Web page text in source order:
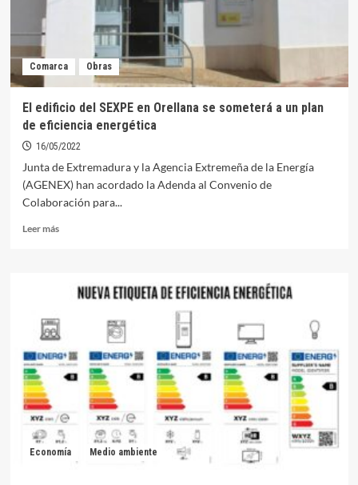
Comarca Obras
El edificio del SEXPE en Orellana se someterá a un plan
de eficiencia energética
16/05/2022
Junta de Extremadura y la Agencia Extremeña de la Energía
(AGENEX) han acordado la Adenda al Convenio de
Colaboración para...
Leer másLeer
edificio
SEXPE
en
Orellana
se
someterá
plan
de
eficiencia
Economía Medio ambiente